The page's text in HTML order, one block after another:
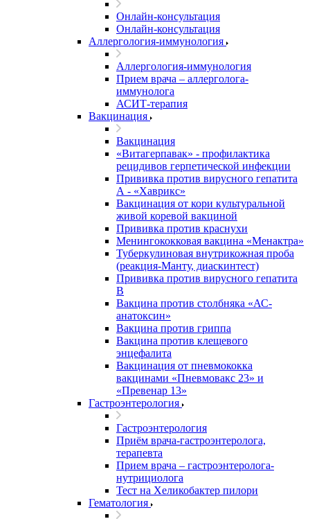
Онлайн-консультация
Онлайн-консультация
Аллергология-иммунология
Аллергология-иммунология
Прием врача – аллерголога-
иммунолога
АСИТ-терапия
Вакцинация
Вакцинация
«Витагерпавак» - профилактика
рецидивов герпетической инфекции
Прививка против вирусного гепатита
А - «Хаврикс»
Вакцинация от кори культуральной
живой коревой вакциной
Прививка против краснухи
Менингококковая вакцина «Менактра»
Туберкулиновая внутрикожная проба
(реакция-Манту, диаскинтест)
Прививка против вирусного гепатита
В
Вакцина против столбняка «АС-
анатоксин»
Вакцина против гриппа
Вакцина против клещевого
энцефалита
Вакцинация от пневмококка
вакцинами «Пневмовакс 23» и
«Превенар 13»
Гастроэнтерология
Гастроэнтерология
Приём врача-гастроэнтеролога,
терапевта
Прием врача – гастроэнтеролога-
нутрициолога
Тест на Хеликобактер пилори
Гематология